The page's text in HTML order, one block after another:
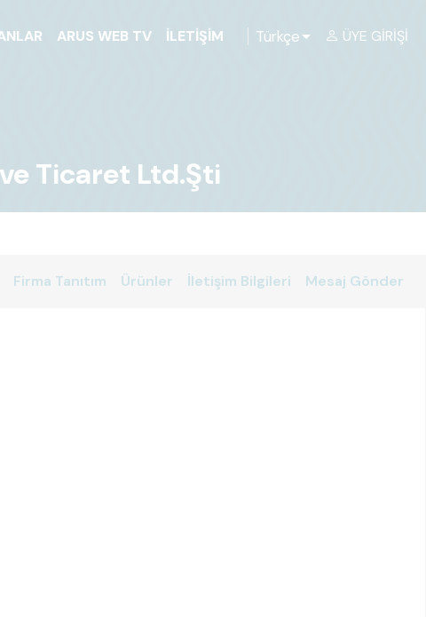
ARUS WEB TV İLETIŞIM Türkçe ÜYE GIRIŞI
Ticaret Ltd.Şti
Firma Tanıtım Ürünler İletişim Bilgileri Mesaj Gönder